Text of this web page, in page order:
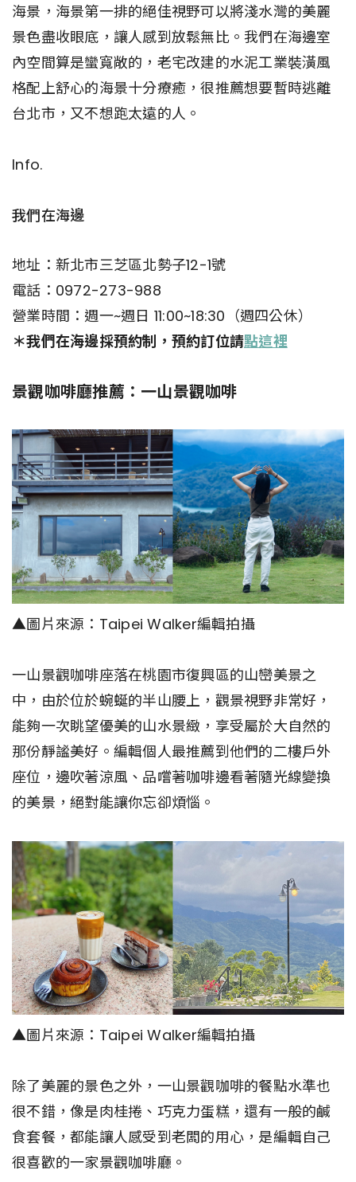
海景，海景第一排的絕佳視野可以將淺水灣的美麗
景色盡收眼底，讓人感到放鬆無比。我們在海邊室
內空間算是蠻寬敞的，老宅改建的水泥工業裝潢風
格配上舒心的海景十分療癒，很推薦想要暫時逃離
台北市，又不想跑太遠的人。
Info.
我們在海邊
地址：新北市三芝區北勢子12-1號
電話：0972-273-988
營業時間：週一~週日 11:00~18:30（週四公休）
＊我們在海邊採預約制，預約訂位請點這裡
景觀咖啡廳推薦：一山景觀咖啡
▲圖片來源：Taipei Walker編輯拍攝
一山景觀咖啡座落在桃園市復興區的山巒美景之
中，由於位於蜿蜒的半山腰上，觀景視野非常好，
能夠一次眺望優美的山水景緻，享受屬於大自然的
那份靜謐美好。編輯個人最推薦到他們的二樓戶外
座位，邊吹著涼風、品嚐著咖啡邊看著隨光線變換
的美景，絕對能讓你忘卻煩惱。
▲圖片來源：Taipei Walker編輯拍攝
除了美麗的景色之外，一山景觀咖啡的餐點水準也
很不錯，像是肉桂捲、巧克力蛋糕，還有一般的鹹
食套餐，都能讓人感受到老闆的用心，是編輯自己
很喜歡的一家景觀咖啡廳。